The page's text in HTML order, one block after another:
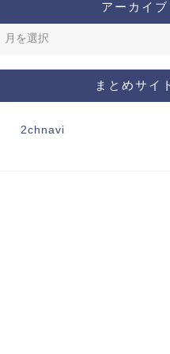
アーカイブ
まとめサイ
2chnavi